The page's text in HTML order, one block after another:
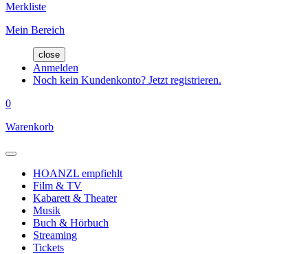
Merkliste
Mein Bereich
close
Anmelden
Noch kein Kundenkonto? Jetzt registrieren.
0
Warenkorb
HOANZL empfiehlt
Film & TV
Kabarett & Theater
Musik
Buch & Hörbuch
Streaming
Tickets